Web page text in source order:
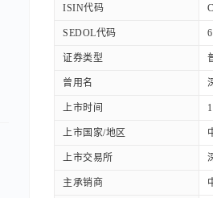
ISIN代码
SEDOL代码
证券类型
曾用名
上市时间
上市国家/地区
上市交易所
主承销商